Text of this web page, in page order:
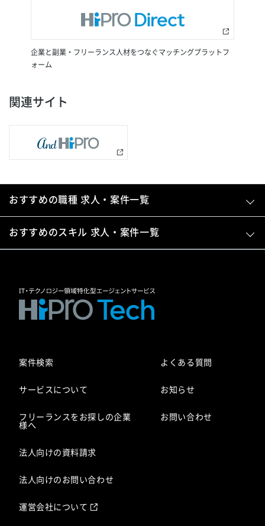
企業と副業・フリーランス人材をつなぐマッチングプラットフ
ォーム
関連サイト
おすすめの職種 求人・案件一覧
おすすめのスキル 求人・案件一覧
案件検索
サービスについて
フリーランスをお探しの企業
様へ
法人向けの資料請求
法人向けのお問い合わせ
よくある質問
お知らせ
お問い合わせ
運営会社について